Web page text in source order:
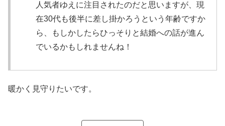
人気者ゆえに注目されたのだと思いますが、現
在30代も後半に差し掛かろうという年齢ですか
ら、もしかしたらひっそりと結婚への話が進ん
でいるかもしれませんね！
暖かく見守りたいです。